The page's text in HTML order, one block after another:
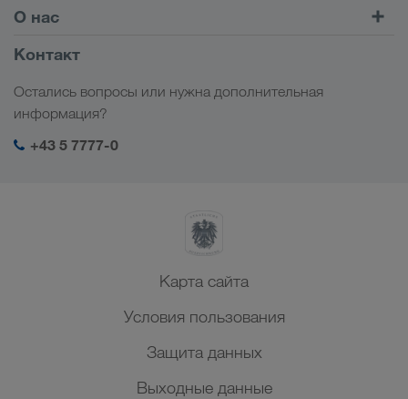
Клиентский портал CONNECT
Цифровые решения
Мой вход в систему LKW WALTER
Европа
Кавказ
Центральная Азия
Ближний Восток
Северная Африка
О нас
Социальная ответственность
Контакт
Остались вопросы или нужна дополнительная
информация?
+43 5 7777-0
Карта сайта
Условия пользования
Защита данных
Выходные данные